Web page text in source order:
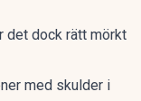
det dock rätt mörkt
med skulder i